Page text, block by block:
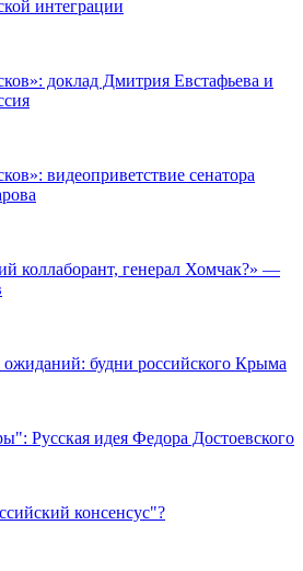
интеграции
доклад Дмитрия Евстафьева и
видеоприветствие сенатора
коллаборант, генерал Хомчак?» —
ожиданий: будни российского Крыма
Русская идея Федора Достоевского
консенсус"?